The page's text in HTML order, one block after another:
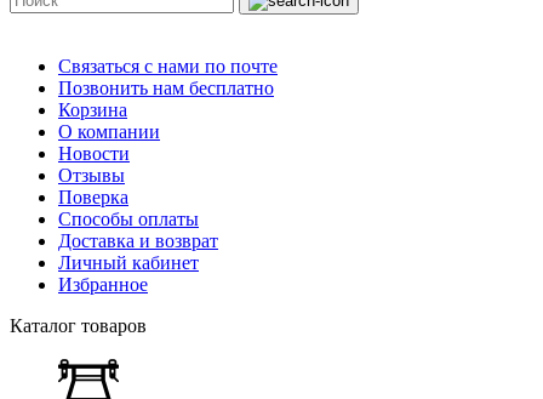
Связаться с нами по почте
Позвонить нам бесплатно
Корзина
О компании
Новости
Отзывы
Поверка
Способы оплаты
Доставка и возврат
Личный кабинет
Избранное
Каталог товаров